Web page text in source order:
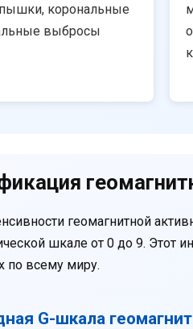
корональные
выбросы
геомагнитной
шкале от 0 до 9. Этот
по всему миру.
G-шкала